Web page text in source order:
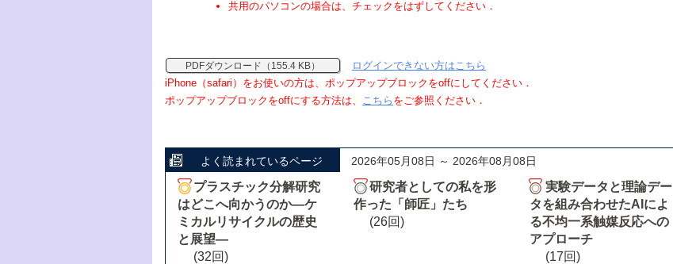
共用のパソコンの場合は、チェックをはずしてください．
PDFダウンロード（155.4 KB）
ログインできない方はこちら
iPhone（safari）をお使いの方は、ポップアップブロックをoffにしてください．
ポップアップブロックをoffにする方法は、 こちら をご参照ください．
よく読まれているページ 2026年05月08日 ～ 2026年08月08日
プラスチック分解研究
はどこへ向かうのか―ケ
ミカルリサイクルの歴史
と展望―
(32回)
研究者としての私を形
作った「師匠」たち
(26回)
実験データと理論デー
タを組み合わせたAIによ
る不均一系触媒反応への
アプローチ
(17回)